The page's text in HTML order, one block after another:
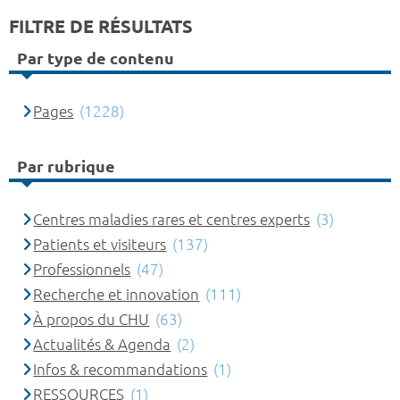
FILTRE DE RÉSULTATS
Par type de contenu
Pages (1228)
Par rubrique
Centres maladies rares et centres experts (3)
Patients et visiteurs (137)
Professionnels (47)
Recherche et innovation (111)
À propos du CHU (63)
Actualités & Agenda (2)
Infos & recommandations (1)
RESSOURCES (1)